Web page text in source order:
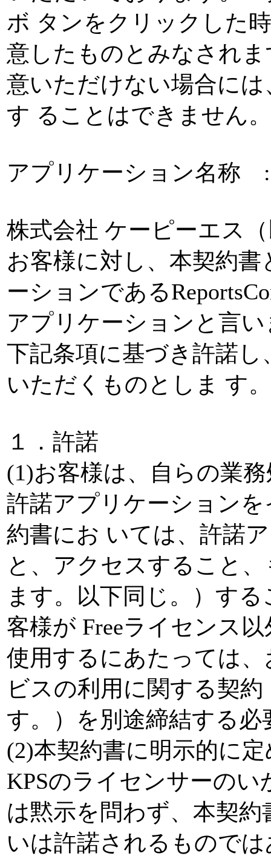
ボ タンをクリックした
意したものとみなされ
意いただけない場合に
す ることはできません。
アプリケーション名称 :
株式会社 ケーピーエス
お客様に対し、本契約
ーションである
アプリケーションと言
下記条項に基づき許諾
いただくものとしま す。
１．許諾
(1)お客様は、自らの業
許諾アプリケーション
約書にお いては、許諾
と、アクセスすること
ます。以下同じ。）す
客様が Freeライセンス
使用するにあたっては
ビスの利用に関する契
す。）を別途締結する
(2)本契約書に明示的に
KPSのライセンサーの
は黙示を問わず、本契
いは許諾されるもので